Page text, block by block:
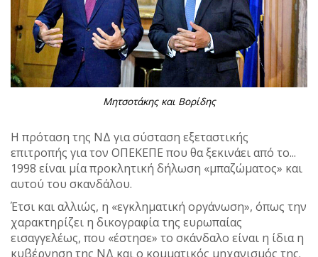
Μητσοτάκης και Βορίδης
Η πρόταση της ΝΔ για σύσταση εξεταστικής
επιτροπής για τον ΟΠΕΚΕΠΕ που θα ξεκινάει από το...
1998 είναι μία προκλητική δήλωση «μπαζώματος» και
αυτού του σκανδάλου.
Έτσι και αλλιώς, η «εγκληματική οργάνωση», όπως την
χαρακτηρίζει η δικογραφία της ευρωπαίας
εισαγγελέως, που «έστησε» το σκάνδαλο είναι η ίδια η
κυβέρνηση της ΝΔ και ο κομματικός μηχανισμός της.